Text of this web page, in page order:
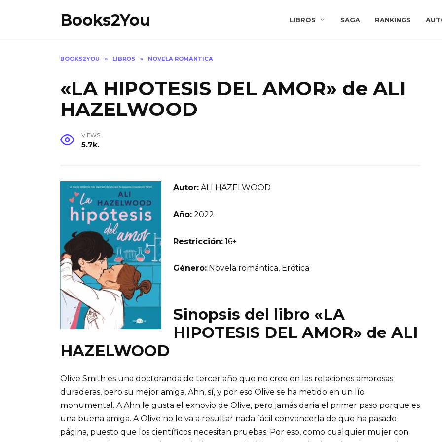
Books2You LIBROS SAGA RANKINGS
BOOKS2YOU » LIBROS » NOVELA ROMÁNTICA
«LA HIPOTESIS DEL AMOR» de ALI
HAZELWOOD
VIEWS
5.7k.
Autor: ALI HAZELWOOD
Año: 2022
Restricción: 16+
Género: Novela romántica, Erótica
Sinopsis del libro «LA
HIPOTESIS DEL AMOR» de ALI
HAZELWOOD
Olive Smith es una doctoranda de tercer año que no cree en las relaciones amorosas
duraderas, pero su mejor amiga, Ahn, sí, y por eso Olive se ha metido en un lío
monumental. A Ahn le gusta el exnovio de Olive, pero jamás daría el primer paso porque es
una buena amiga. A Olive no le va a resultar nada fácil convencerla de que ha pasado
página, puesto que los científicos necesitan pruebas. Por eso, como cualquier mujer con